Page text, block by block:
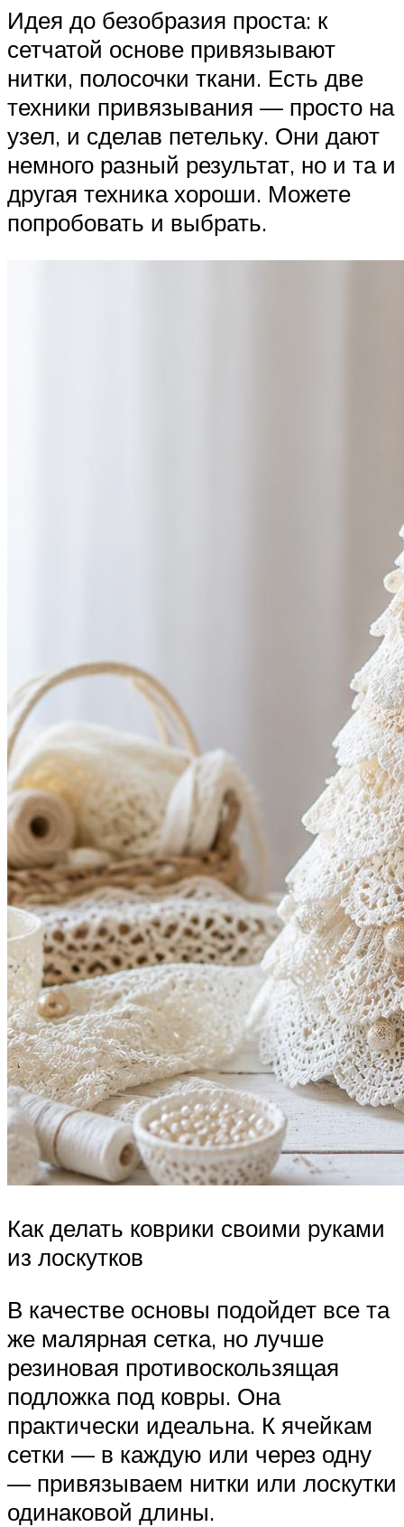
Идея до безобразия проста: к
сетчатой основе привязывают
нитки, полосочки ткани. Есть две
техники привязывания — просто на
узел, и сделав петельку. Они дают
немного разный результат, но и та и
другая техника хороши. Можете
попробовать и выбрать.
Как делать коврики своими руками
из лоскутков
В качестве основы подойдет все та
же малярная сетка, но лучше
резиновая противоскользящая
подложка под ковры. Она
практически идеальна. К ячейкам
сетки — в каждую или через одну
— привязываем нитки или лоскутки
одинаковой длины.